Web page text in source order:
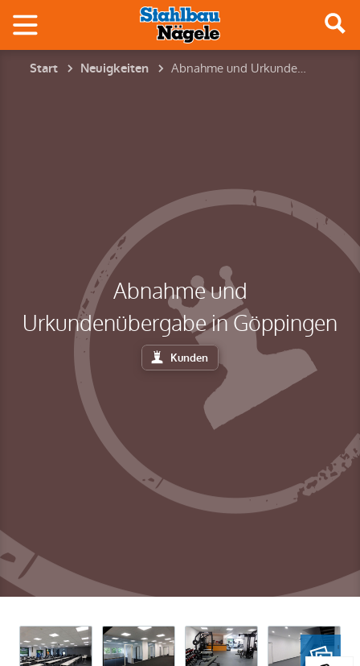
Start Neuigkeiten Abnahme und Urkundenübergabe in Göppingen
Abnahme und
Urkundenübergabe in Göppingen
Kunden